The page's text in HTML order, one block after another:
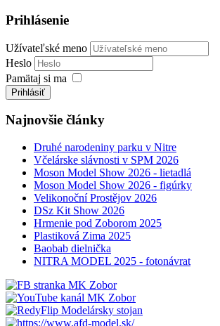
Prihlásenie
Užívateľské meno
Heslo
Pamätaj si ma
Prihlásiť
Najnovšie články
Druhé narodeniny parku v Nitre
Včelárske slávnosti v SPM 2026
Moson Model Show 2026 - lietadlá
Moson Model Show 2026 - figúrky
Velikonoční Prostějov 2026
DSz Kit Show 2026
Hrmenie pod Zoborom 2025
Plastiková Zima 2025
Baobab dielnička
NITRA MODEL 2025 - fotonávrat